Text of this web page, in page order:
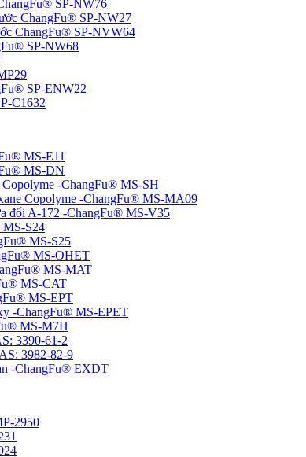
SP-NW76
ChangFu® SP-NW27
ChangFu® SP-NVW64
SP-NW68
SP-ENW22
C1632
MS-E11
MS-DN
-ChangFu® MS-SH
Copolyme -ChangFu® MS-MA09
đổi A-172 -ChangFu® MS-V35
MS-S24
MS-S25
MS-OHET
MS-MAT
MS-CAT
MS-EPT
-ChangFu® MS-EPET
MS-M7H
3390-61-2
3982-82-9
-ChangFu® EXDT
2950